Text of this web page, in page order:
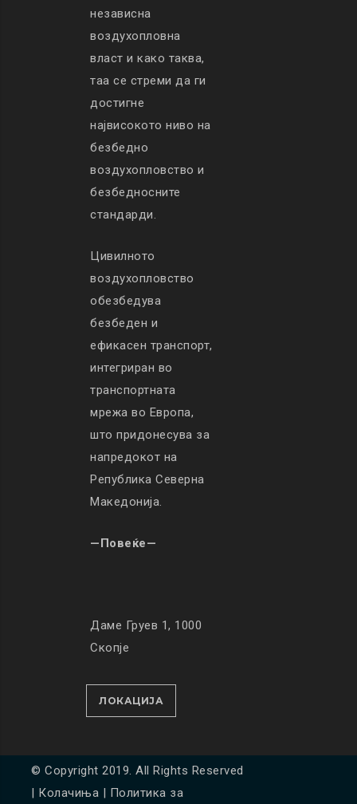
независна
воздухопловна
власт и како таква,
таа се стреми да ги
достигне
највисокото ниво на
безбедно
воздухопловство и
безбедносните
стандарди.
Цивилното
воздухопловство
обезбедува
безбеден и
ефикасен транспорт,
интегриран во
транспортната
мрежа во Европа,
што придонесува за
напредокот на
Република Северна
Македонија.
—Повеќе—
Даме Груев 1, 1000
Скопје
ЛОКАЦИЈА
© Copyright 2019. All Rights Reserved
| Колачиња | Политика за